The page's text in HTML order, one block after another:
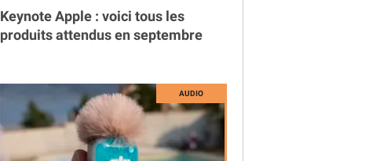
Keynote Apple : voici tous les
produits attendus en septembre